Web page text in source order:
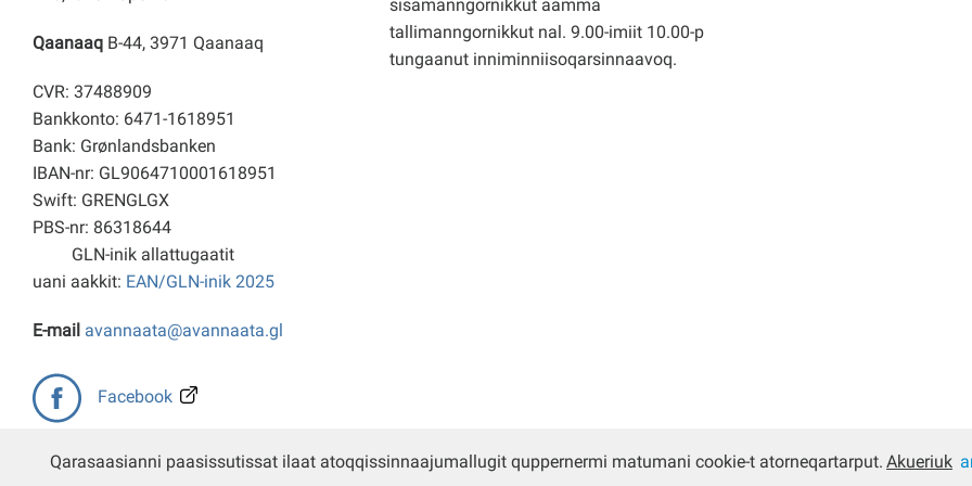
Qaanaaq B-44, 3971 Qaanaaq
CVR: 37488909
Bankkonto: 6471-1618951
Bank: Grønlandsbanken
IBAN-nr: GL9064710001618951
Swift: GRENGLGX
PBS-nr: 86318644
GLN-inik allattugaatit
uani aakkit: EAN/GLN-inik 2025
E-mail avannaata@avannaata.gl
Facebook
sisamanngornikkut aamma
tallimanngornikkut nal. 9.00-imiit 10.00-p
tungaanut inniminniisoqarsinnaavoq.
Qarasaasianni paasissutissat ilaat atoqqissinnaajumallugit quppernermi matumani cookie-t atorneqartarput. Akueriuk